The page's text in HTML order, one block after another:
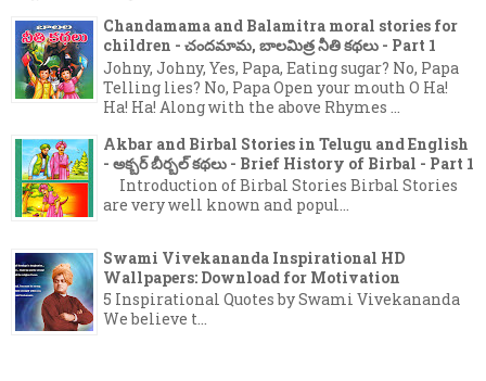
Chandamama and Balamitra moral stories for
children - చందమామ, బాలమిత్ర నీతి కథలు - Part 1
Johny, Johny, Yes, Papa, Eating sugar? No, Papa
Telling lies? No, Papa Open your mouth O Ha!
Ha! Ha! Along with the above Rhymes ...
Akbar and Birbal Stories in Telugu and English
- అక్బర్ బీర్బల్ కథలు - Brief History of Birbal - Part 1
Introduction of Birbal Stories Birbal Stories
are very well known and popul...
Swami Vivekananda Inspirational HD
Wallpapers: Download for Motivation
5 Inspirational Quotes by Swami Vivekananda
We believe t...